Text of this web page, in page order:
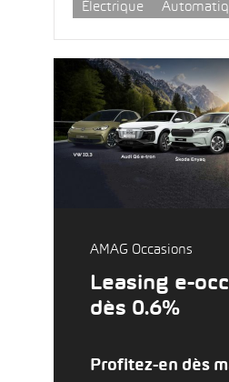
Électrique
AMAG Occasions
Leasing e-
dès 0.6%
Profitez-en dès